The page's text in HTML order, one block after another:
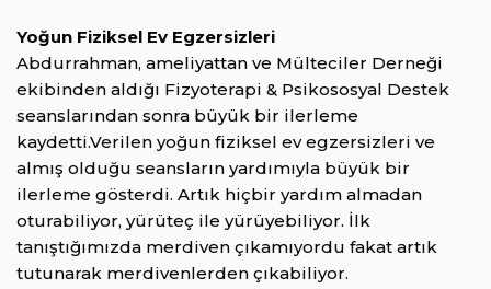
Yoğun Fiziksel Ev Egzersizleri
Abdurrahman, ameliyattan ve Mülteciler Derneği
ekibinden aldığı Fizyoterapi & Psikososyal Destek
seanslarından sonra büyük bir ilerleme
kaydetti.Verilen yoğun fiziksel ev egzersizleri ve
almış olduğu seansların yardımıyla büyük bir
ilerleme gösterdi. Artık hiçbir yardım almadan
oturabiliyor, yürüteç ile yürüyebiliyor. İlk
tanıştığımızda merdiven çıkamıyordu fakat artık
tutunarak merdivenlerden çıkabiliyor.